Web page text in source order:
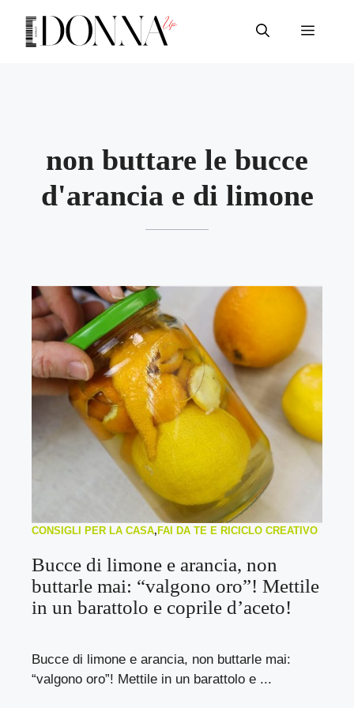
contenuto
Menu
non buttare le bucce
d'arancia e di limone
CONSIGLI PER LA CASA, FAI DA TE E RICICLO CREATIVO
Bucce di limone e arancia, non
buttarle mai: “valgono oro”! Mettile
in un barattolo e coprile d’aceto!
Bucce di limone e arancia, non buttarle mai:
“valgono oro”! Mettile in un barattolo e ...